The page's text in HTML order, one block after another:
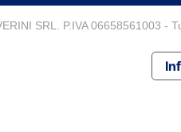
SRL. P.IVA 06658561003 -